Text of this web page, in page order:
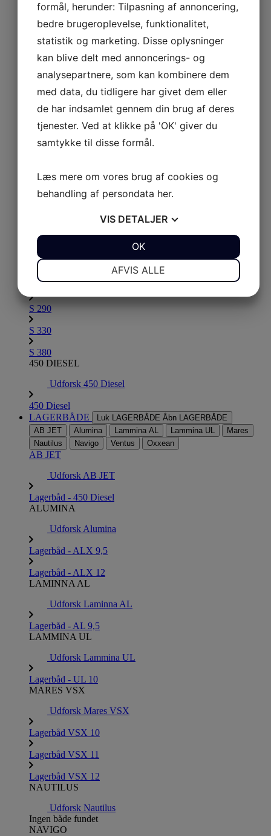
UL 8
UL 9
UL 10
Udforsk AB Rider
AB Rider
AB JET Luk AB JET Åbn AB JET
450 Diesel
SERIE XP
XP 350
XP 430
XP 465
SERIE S
S 290
S 330
S 380
450 DIESEL
Udforsk 450 Diesel
450 Diesel
LAGERBÅDE
Luk LAGERBÅDE Åbn LAGERBÅDE
AB JET
Alumina Lammina AL Lammina UL
Mares
Nautilus
Navigo Ventus Oxxean
AB JET
Udforsk AB JET
Lagerbåd - 450 Diesel
ALUMINA
Udforsk Alumina
Lagerbåd - ALX 9,5
Lagerbåd - ALX 12
LAMINNA AL
Udforsk Laminna AL
Lagerbåd - AL 9,5
LAMMINA UL
Udforsk Lammina UL
Lagerbåd - UL 10
MARES VSX
Udforsk Mares VSX
Lagerbåd VSX 10
Lagerbåd VSX 11
Lagerbåd VSX 12
NAUTILUS
Udforsk Nautilus
Ingen både fundet
NAVIGO
formål, herunder: Tilpasning af annoncering,
bedre brugeroplevelse, funktionalitet,
statistik og marketing. Disse oplysninger
kan blive delt med annoncerings- og
analysepartnere, som kan kombinere dem
med data, du tidligere har givet dem eller
de har indsamlet gennem din brug af deres
tjenester. Ved at klikke på 'OK' giver du
samtykke til disse formål.
Læs mere om vores brug af cookies og
behandling af persondata her.
VIS DETALJER
AFVIS ALLE
OK